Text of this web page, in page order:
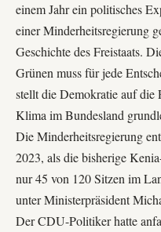
einem Jahr ein politisches
einer Minderheitsregierung
Geschichte des Freistaats.
Grünen muss für jede
stellt die Demokratie auf die
Klima im Bundesland
Die Minderheitsregierung
2023, als die bisherige
nur 45 von 120 Sitzen im
unter Ministerpräsident
Der CDU-Politiker hatte